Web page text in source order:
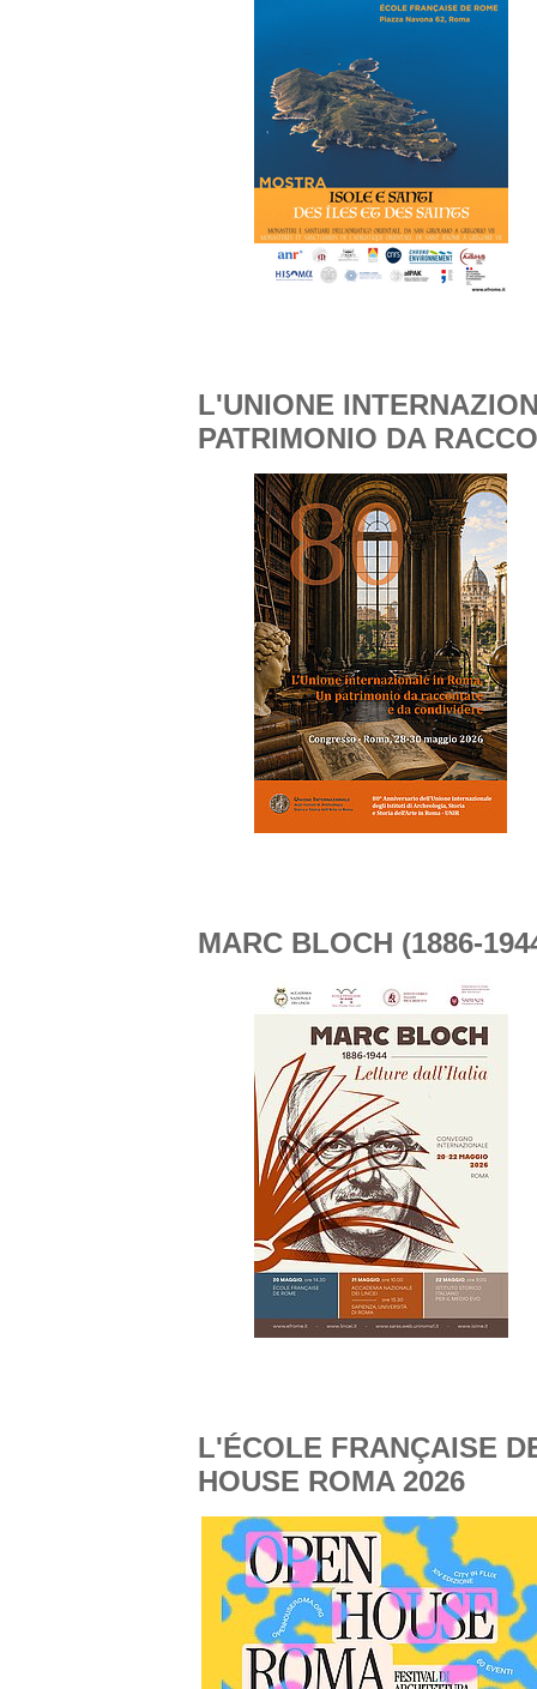
L'UNIONE
PATRIMONIO DA
MARC BLOCH (1886-
L'ÉCOLE FRANÇAISE
HOUSE ROMA 2026